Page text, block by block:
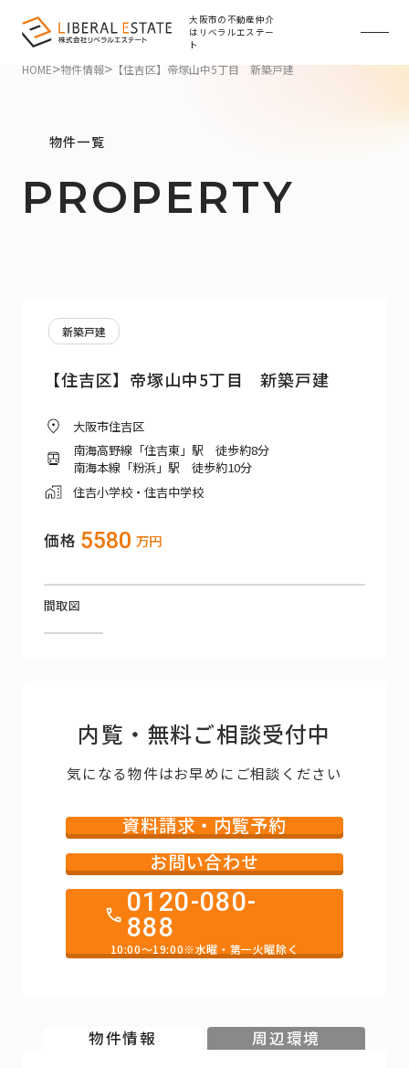
大阪市の不動産仲介
はリベラルエステー
ト
HOME>物件情報>【住吉区】帝塚山中5丁目 新築戸建
物件一覧
PROPERTY
新築戸建
【住吉区】帝塚山中5丁目 新築戸建
大阪市住吉区
南海高野線「住吉東」駅 徒歩約8分
南海本線「粉浜」駅 徒歩約10分
住吉小学校・住吉中学校
価格 5580 万円
間取図
内覧・無料ご相談受付中
気になる物件はお早めにご相談ください
資料請求・内覧予約
お問い合わせ
0120-080-
888
10:00～19:00※水曜・第一火曜除く
物件情報 周辺環境